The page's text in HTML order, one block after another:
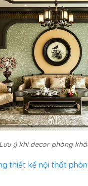
Lưu ý khi decor phòng
thiết kế nội thất